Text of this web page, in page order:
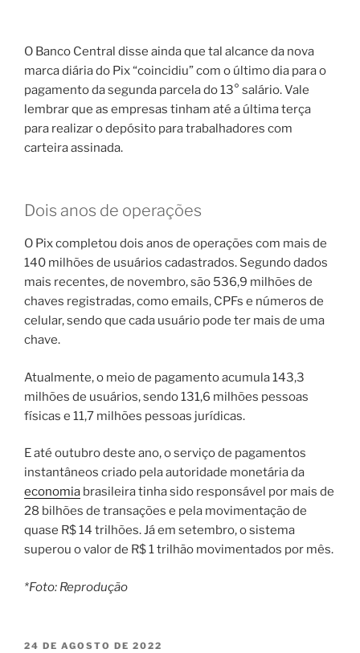
O Banco Central disse ainda que tal alcance da nova
marca diária do Pix “coincidiu” com o último dia para o
pagamento da segunda parcela do 13° salário. Vale
lembrar que as empresas tinham até a última terça
para realizar o depósito para trabalhadores com
carteira assinada.
Dois anos de operações
O Pix completou dois anos de operações com mais de
140 milhões de usuários cadastrados. Segundo dados
mais recentes, de novembro, são 536,9 milhões de
chaves registradas, como emails, CPFs e números de
celular, sendo que cada usuário pode ter mais de uma
chave.
Atualmente, o meio de pagamento acumula 143,3
milhões de usuários, sendo 131,6 milhões pessoas
físicas e 11,7 milhões pessoas jurídicas.
E até outubro deste ano, o serviço de pagamentos
instantâneos criado pela autoridade monetária da
economia brasileira tinha sido responsável por mais de
28 bilhões de transações e pela movimentação de
quase R$ 14 trilhões. Já em setembro, o sistema
superou o valor de R$ 1 trilhão movimentados por mês.
*Foto: Reprodução
PUBLICADO
24 DE AGOSTO DE 2022